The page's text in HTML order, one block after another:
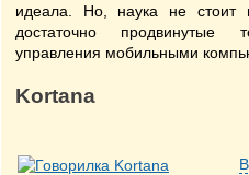
идеала. Но, наука не стоит
достаточно продвинутые
управления мобильными
Kortana